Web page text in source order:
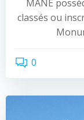
MANE
classés ou
0